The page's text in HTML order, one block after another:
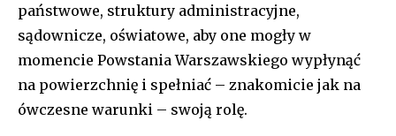
państwowe, struktury administracyjne,
sądownicze, oświatowe, aby one mogły w
momencie Powstania Warszawskiego wypłynąć
na powierzchnię i spełniać – znakomicie jak na
ówczesne warunki – swoją rolę.